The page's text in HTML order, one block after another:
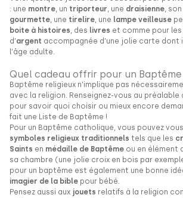
: une montre, un triporteur, une draisienne,
gourmette, une tirelire, une lampe veilleuse
boite à histoires, des livres et comme pour les
d’argent accompagnée d’une jolie carte dont
l’âge adulte.
Quel cadeau offrir pour un Baptême
Baptême religieux n’implique pas
avec la religion. Renseignez-vous au
pour savoir quoi choisir ou mieux encore
fait une Liste de Baptême !
Pour un Baptême catholique, vous pouvez
symboles religieux traditionnels tels que les
Saints en médaille de Baptême ou en élément
sa chambre (une jolie croix en bois par
pour un baptême est également une bonne
imagier de la bible pour bébé.
Pensez aussi aux jouets relatifs à la religion